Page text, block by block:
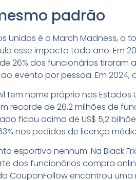
padrão
Unidos é o March Madness, o
esse impacto todo ano. Em
26% dos funcionários tiraram
evento por pessoa. Em 2024,
nome próprio nos Estados
recorde de 26,2 milhões de
ficou acima de US$ 5,2
nos pedidos de licença
esportivo nenhum. Na Black
dos funcionários compra
CouponFollow encontrou